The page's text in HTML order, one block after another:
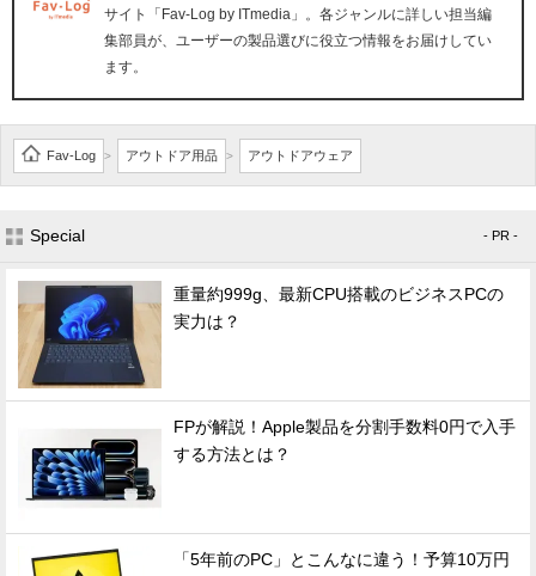
サイト「Fav-Log by ITmedia」。各ジャンルに詳しい担当編
集部員が、ユーザーの製品選びに役立つ情報をお届けしてい
ます。
Fav-Log > アウトドア用品 > アウトドアウェア
Special - PR -
重量約999g、最新CPU搭載のビジネスPCの
実力は？
FPが解説！Apple製品を分割手数料0円で入手
する方法とは？
「5年前のPC」とこんなに違う！予算10万円